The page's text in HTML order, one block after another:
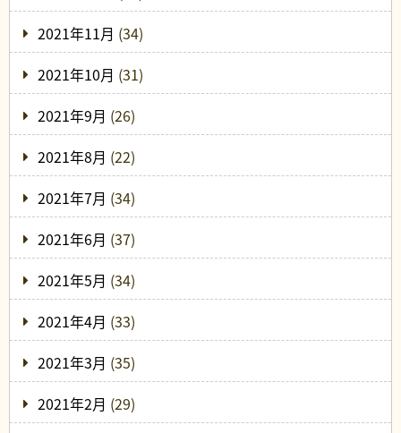
2021年11月 (34)
2021年10月 (31)
2021年9月 (26)
2021年8月 (22)
2021年7月 (34)
2021年6月 (37)
2021年5月 (34)
2021年4月 (33)
2021年3月 (35)
2021年2月 (29)